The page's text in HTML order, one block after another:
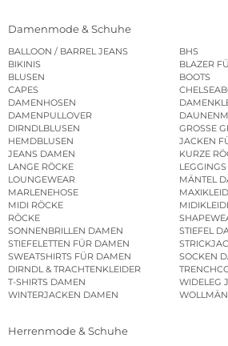
Damenmode & Schuhe
BALLOON / BARREL JEANS
BHS
BIKINIS
BLAZER
BLUSEN
BOOTS
CAPES
DAMENHOSEN
DAMENPULLOVER
DIRNDLBLUSEN
GROSSE
HEMDBLUSEN
JACKEN
JEANS DAMEN
KURZE
LANGE RÖCKE
LOUNGEWEAR
MÄNTEL
MARLENEHOSE
MIDI RÖCKE
RÖCKE
SONNENBRILLEN DAMEN
STIEFEL
STIEFELETTEN FÜR DAMEN
SWEATSHIRTS FÜR DAMEN
SOCKEN
DIRNDL & TRACHTENKLEIDER
T-SHIRTS DAMEN
WIDELEG
WINTERJACKEN DAMEN
Herrenmode & Schuhe